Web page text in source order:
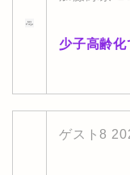
少子高齢
ゲスト8